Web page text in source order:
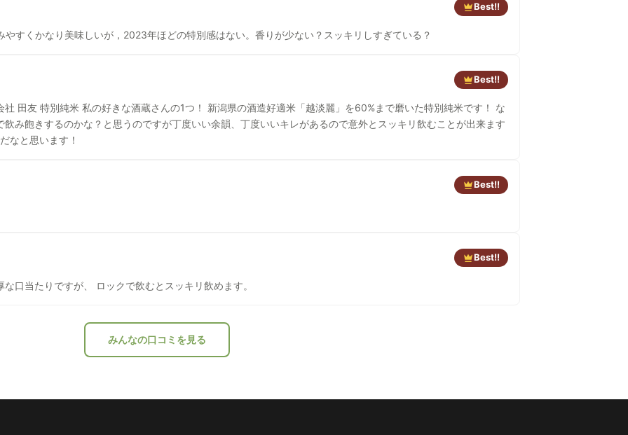
Best!!
すくかなり美味しいが，2023年ほどの特別感はない。香りが少ない？スッキリしすぎている？
Best!!
淡麗」を60%まで磨いた特別純米です！ な
み飽きするのかな？と思うのですが丁度いい余韻、丁度いいキレがあるので意外とスッキリ飲むことが出来ます
なと思います！
Best!!
Best!!
口当たりですが、 ロックで飲むとスッキリ飲めます。
みんなの口コミを見る